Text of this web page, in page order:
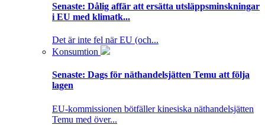
Senaste: Dålig affär att ersätta utsläppsminskningar
i EU med klimatk...
Det är inte fel när EU (och...
Konsumtion
Senaste: Dags för näthandelsjätten Temu att följa
lagen
EU-kommissionen bötfäller kinesiska näthandelsjätten
Temu med över...